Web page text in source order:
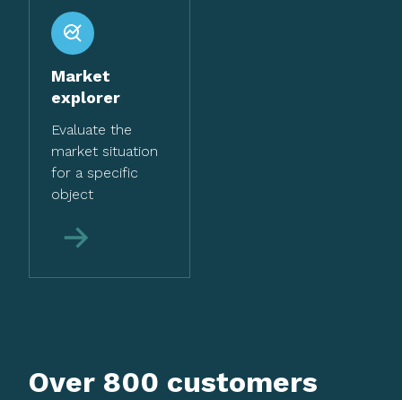
Market
explorer
Evaluate the
market situation
for a specific
object
More
Over 800 customers